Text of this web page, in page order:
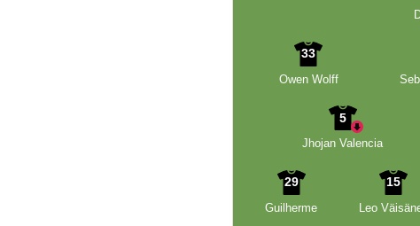
33
Owen Wolff
5
Jhojan Valencia
29
Guilherme
15
Leo